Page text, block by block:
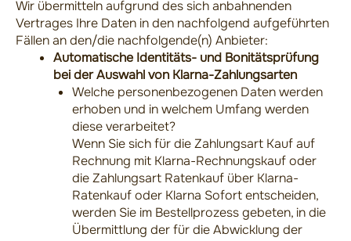
Wir übermitteln aufgrund des sich anbahnenden
Vertrages Ihre Daten in den nachfolgend aufgeführten
Fällen an den/die nachfolgende(n) Anbieter:
Automatische Identitäts- und Bonitätsprüfung
bei der Auswahl von Klarna-Zahlungsarten
Welche personenbezogenen Daten werden
erhoben und in welchem Umfang werden
diese verarbeitet?
Wenn Sie sich für die Zahlungsart Kauf auf
Rechnung mit Klarna-Rechnungskauf oder
die Zahlungsart Ratenkauf über Klarna-
Ratenkauf oder Klarna Sofort entscheiden,
werden Sie im Bestellprozess gebeten, in die
Übermittlung der für die Abwicklung der